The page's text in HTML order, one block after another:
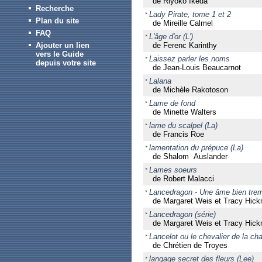
Recherche
Plan du site
FAQ
Ajouter un lien
vers le Guide
depuis votre site
Lady Pirate, tome 1 et 2
de Mireille Calmel
L'âge d'or (L')
de Ferenc Karinthy
Laissez parler les noms
de Jean-Louis Beaucarnot
Lalana
de Michèle Rakotoson
Lame de fond
de Minette Walters
lame du scalpel (La)
de Francis Roe
lamentation du prépuce (La)
de Shalom Auslander
Lames soeurs
de Robert Malacci
Lancedragon - Une âme bien
de Margaret Weis et Tracy
Lancedragon (série)
de Margaret Weis et Tracy
Lancelot ou le chevalier de la
de Chrétien de Troyes
langage secret des fleurs (Lee)